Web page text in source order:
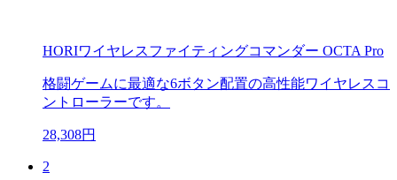
HORIワイヤレスファイティングコマンダー OCTA Pro
格闘ゲームに最適な6ボタン配置の高性能ワイヤレスコ
ントローラーです。
28,308円
2